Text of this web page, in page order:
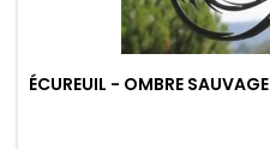
ÉCUREUIL - OMBRE SAUVAGE